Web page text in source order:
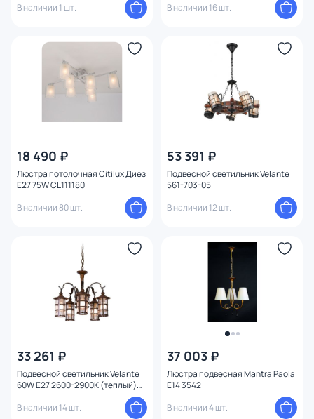
В наличии 1 шт.
В наличии 16 шт.
18 490 ₽
Люстра потолочная Citilux Диез
E27 75W CL111180
В наличии 80 шт.
53 391 ₽
Подвесной светильник Velante
561-703-05
В наличии 12 шт.
33 261 ₽
Подвесной светильник Velante
60W E27 2600-2900К (теплый)
В наличии 14 шт.
37 003 ₽
Люстра подвесная Mantra Paola
E14 3542
В наличии 4 шт.